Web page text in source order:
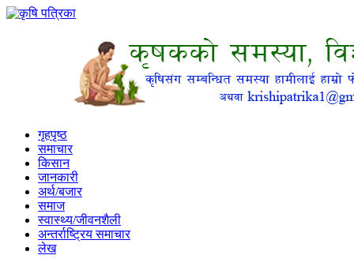
गृहपृष्ठ
समाचार
किसान
जानकारी
अर्थ/बजार
समाज
स्वास्थ्य/जीवनशैली
अन्तर्राष्ट्रिय समाचार
लेख